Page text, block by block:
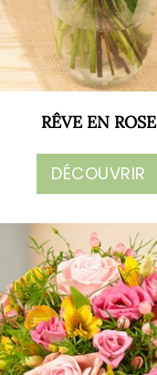
RÊVE EN ROSE
DÉCOUVRIR